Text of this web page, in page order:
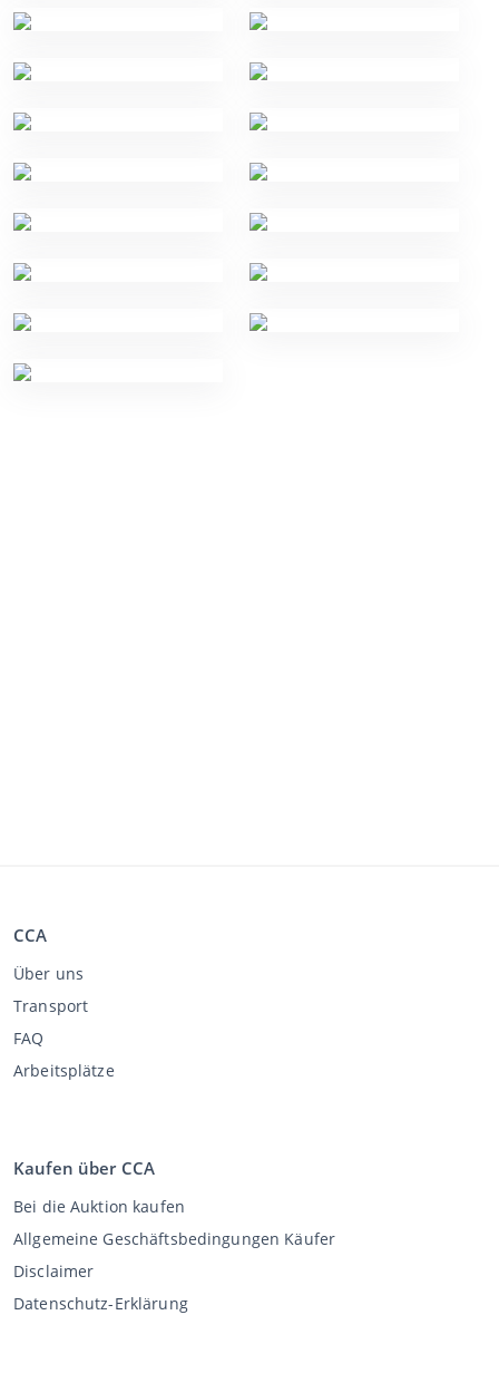
CCA
Über uns
Transport
FAQ
Arbeitsplätze
Kaufen über CCA
Bei die Auktion kaufen
Allgemeine Geschäftsbedingungen Käufer
Disclaimer
Datenschutz-Erklärung